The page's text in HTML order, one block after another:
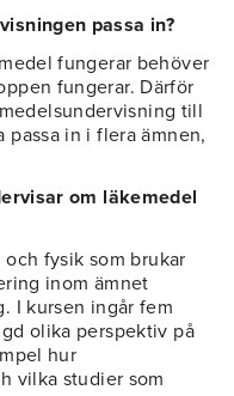
passa in?
fungerar behöver
fungerar. Därför
till
in i flera ämnen,
om läkemedel
fysik som brukar
inom ämnet
I kursen ingår fem
olika perspektiv på
hur
vilka studier som